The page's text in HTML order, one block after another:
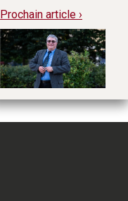
Prochain article ›